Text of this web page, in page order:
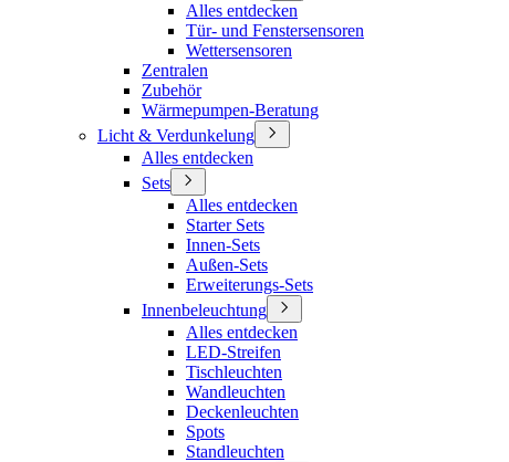
Alles entdecken
Tür- und Fenstersensoren
Wettersensoren
Zentralen
Zubehör
Wärmepumpen-Beratung
Licht & Verdunkelung
Alles entdecken
Sets
Alles entdecken
Starter Sets
Innen-Sets
Außen-Sets
Erweiterungs-Sets
Innenbeleuchtung
Alles entdecken
LED-Streifen
Tischleuchten
Wandleuchten
Deckenleuchten
Spots
Standleuchten